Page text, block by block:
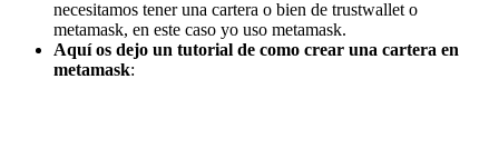
necesitamos tener una cartera o bien de trustwallet o
metamask, en este caso yo uso metamask.
Aquí os dejo un tutorial de como crear una cartera en
metamask: